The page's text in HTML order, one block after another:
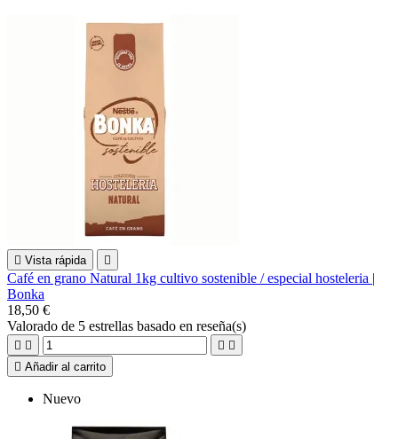
 Vista rápida 
Café en grano Natural 1kg cultivo sostenible / especial hosteleria |
Bonka
18,50 €
Valorado de 5 estrellas basado en reseña(s)
   
 Añadir al carrito
Nuevo